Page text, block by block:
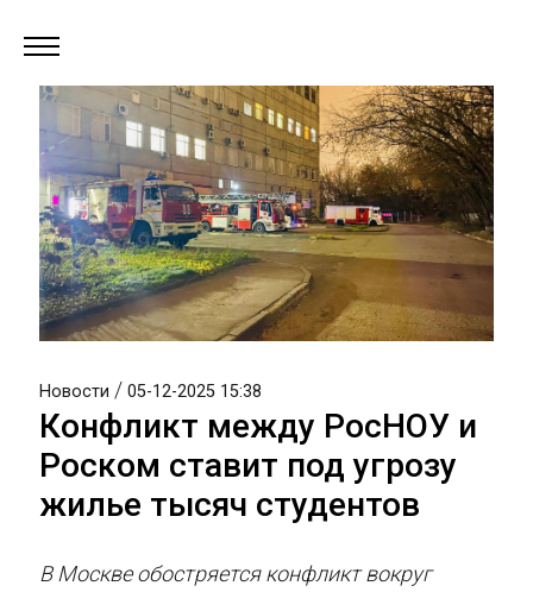
Новости / 05-12-2025 15:38
Конфликт между РосНОУ и
Роском ставит под угрозу
жилье тысяч студентов
В Москве обостряется конфликт вокруг